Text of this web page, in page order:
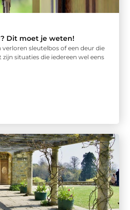
Dit moet je weten!
verloren sleutelbos of een deur die
situaties die iedereen wel eens